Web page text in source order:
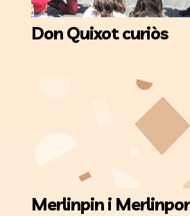
Don Quixot curiòs
Merlinpin i